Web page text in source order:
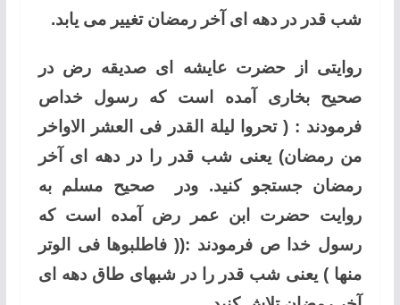
شب قدر در دهه ای آخر رمضان تغییر می یابد.
روایتی از حضرت عایشه ای صدیقه رض در
صحیح بخاری آمده است که رسول خداص
فرمودند : ( تحروا لیلة القدر فی العشر الاواخر
من رمضان) یعنی شب قدر را در دهه ای آخر
رمضان جستجو کنید. ودر صحیح مسلم به
روایت حضرت ابن عمر رض آمده است که
رسول خدا ص فرمودند :(( فاطلبوها فی الوتر
منها ) یعنی شب قدر را در شبهای طاق دهه ای